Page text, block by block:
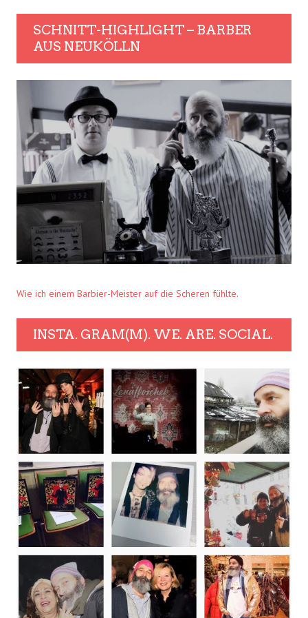
SCHNITT-HIGHLIGHT – BARBER
AUS NEUKÖLLN
Wie ich einem Barbier-Meister auf die Scheren fühlte.
INSTA. GRAM(M). WE. ARE. SOCIAL.